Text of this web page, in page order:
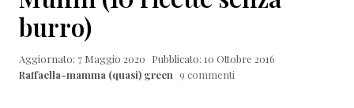
per
famiglie
(quasi)
green
burro)
Aggiornato: 7 Maggio 2020 Pubblicato: 10 Ottobre 2016
Raffaella-mamma (quasi) green 9 commenti